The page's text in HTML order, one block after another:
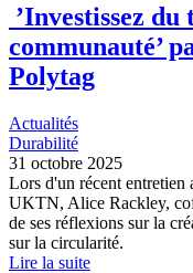
’Investissez du
communauté’
Polytag
Actualités
Durabilité
31 octobre 2025
Lors d'un récent entretien
UKTN, Alice Rackley,
de ses réflexions sur la
sur la circularité.
Lire la suite